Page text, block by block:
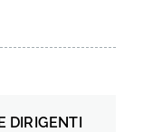
DIRIGENTI